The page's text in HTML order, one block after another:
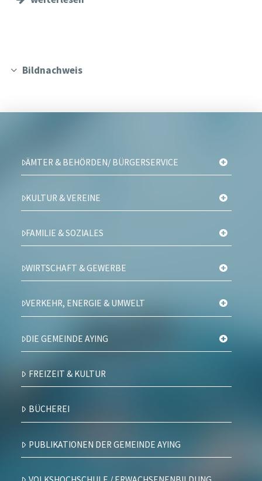
Bildnachweis
ÄMTER & BEHÖRDEN/ BÜRGERSERVICE
KULTUR & VEREINE
FAMILIE & SOZIALES
WIRTSCHAFT & GEWERBE
VERKEHR, ENERGIE & UMWELT
DIE GEMEINDE AYING
FREIZEIT & KULTUR
BÜCHEREI
PUBLIKATIONEN DER GEMEINDE AYING